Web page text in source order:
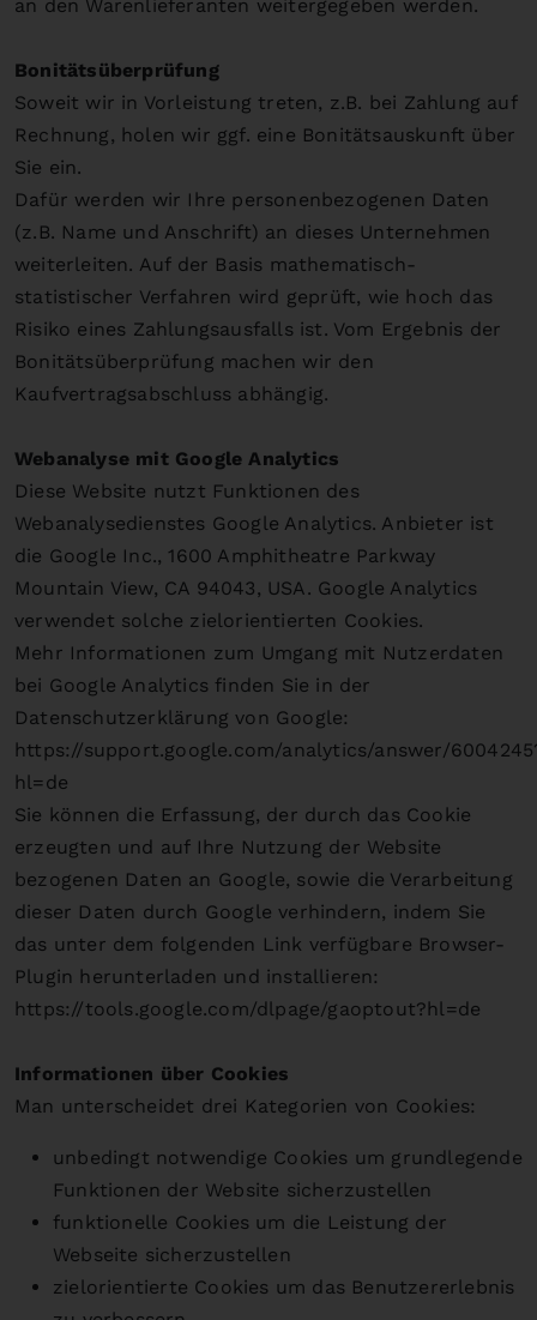
an den Warenlieferanten weitergegeben werden.
Bonitätsüberprüfung
Soweit wir in Vorleistung treten, z.B. bei Zahlung auf
Rechnung, holen wir ggf. eine Bonitätsauskunft über
Sie ein.
Dafür werden wir Ihre personenbezogenen Daten
(z.B. Name und Anschrift) an dieses Unternehmen
weiterleiten. Auf der Basis mathematisch-
statistischer Verfahren wird geprüft, wie hoch das
Risiko eines Zahlungsausfalls ist. Vom Ergebnis der
Bonitätsüberprüfung machen wir den
Kaufvertragsabschluss abhängig.
Webanalyse mit Google Analytics
Diese Website nutzt Funktionen des
Webanalysedienstes Google Analytics. Anbieter ist
die Google Inc., 1600 Amphitheatre Parkway
Mountain View, CA 94043, USA. Google Analytics
verwendet solche zielorientierten Cookies.
Mehr Informationen zum Umgang mit Nutzerdaten
bei Google Analytics finden Sie in der
Datenschutzerklärung von Google:
https://support.google.com/analytics/answer/
hl=de
Sie können die Erfassung, der durch das Cookie
erzeugten und auf Ihre Nutzung der Website
bezogenen Daten an Google, sowie die Verarbeitung
dieser Daten durch Google verhindern, indem Sie
das unter dem folgenden Link verfügbare Browser-
Plugin herunterladen und installieren:
https://tools.google.com/dlpage/gaoptout?hl=de
Informationen über Cookies
Man unterscheidet drei Kategorien von Cookies:
unbedingt notwendige Cookies um grundlegende
Funktionen der Website sicherzustellen
funktionelle Cookies um die Leistung der
Webseite sicherzustellen
zielorientierte Cookies um das Benutzererlebnis